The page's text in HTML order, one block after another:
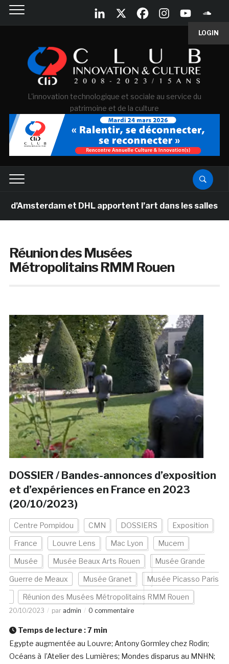
LOGIN
L'innovation technologique et sociale au service du
patrimoine et de la culture
et DHL apportent l’art dans les salles de
Réunion des Musées
Métropolitains RMM Rouen
DOSSIER / Bandes-annonces d’exposition
et d’expériences en France en 2023
(20/10/2023)
Centre Pompidou CMN DOSSIERS Exposition
France Louvre Lens Mac Lyon Mucem
Musée Musée Beaux Arts Rouen Musée Grande
Guerre de Meaux Musée Granet Musée Picasso Paris
Réunion des Musées Métropolitains RMM Rouen
20/10/2023 par admin 0 commentaire
Temps de lecture :7 min
Egypte augmentée au Louvre; Antony Gormley chez Rodin;
Océans à l’Atelier des Lumières; Mondes disparus au MNHN;